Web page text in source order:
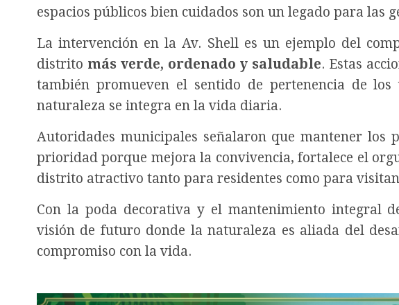
espacios públicos bien cuidados son un legado para las
La intervención en la Av. Shell es un ejemplo del
distrito más verde, ordenado y saludable. Estas
también promueven el sentido de pertenencia de
naturaleza se integra en la vida diaria.
Autoridades municipales señalaron que mantener los
prioridad porque mejora la convivencia, fortalece el
distrito atractivo tanto para residentes como para
Con la poda decorativa y el mantenimiento integral
visión de futuro donde la naturaleza es aliada del
compromiso con la vida.